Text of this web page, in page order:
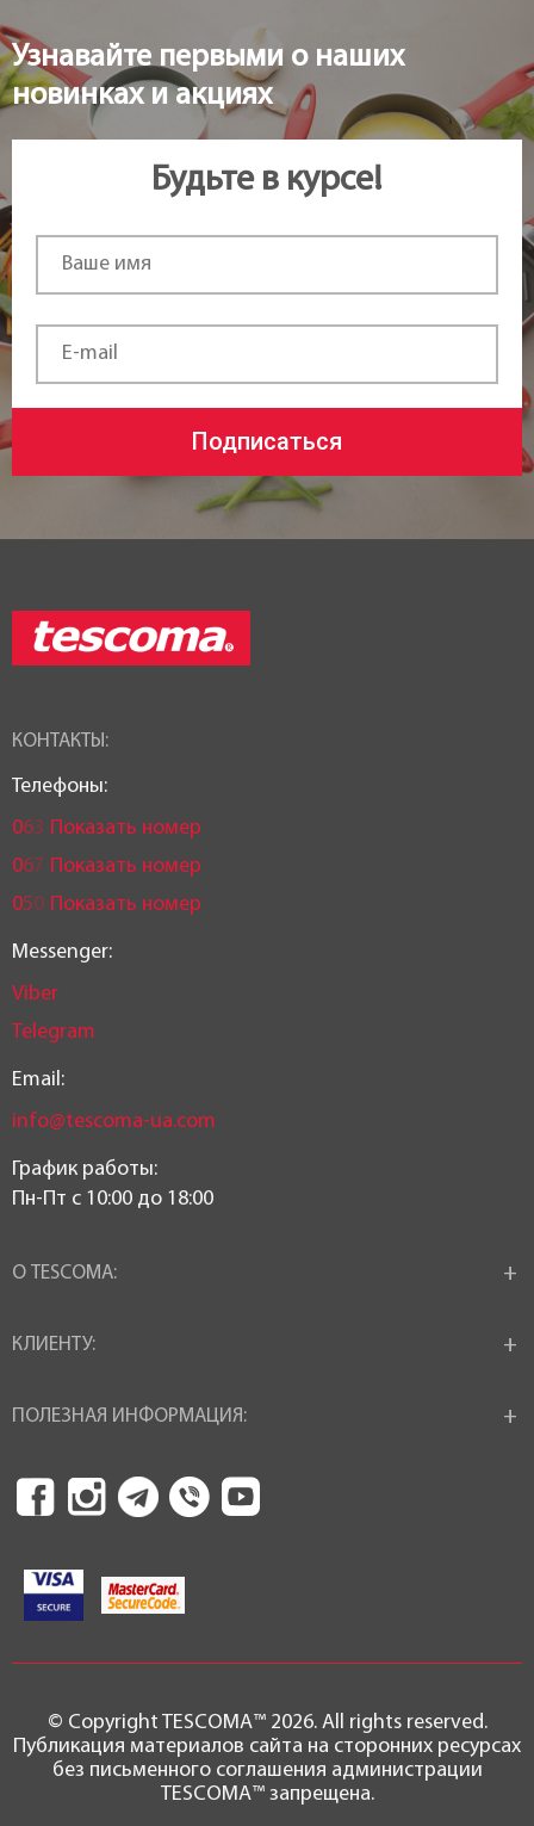
Узнавайте первыми о наших
новинках и акциях
Будьте в курсе!
Подписаться
КОНТАКТЫ:
Телефоны:
063 Показать номер
067 Показать номер
050 Показать номер
Messenger:
Viber
Telegram
Email:
info@tescoma-ua.com
График работы:
Пн-Пт c 10:00 до 18:00
О TESCOMA:
КЛИЕНТУ:
ПОЛЕЗНАЯ ИНФОРМАЦИЯ:
© Copyright TESCOMA™ 2026. All rights reserved.
Публикация материалов сайта на сторонних ресурсах
без письменного соглашения администрации
TESCOMA™ запрещена.